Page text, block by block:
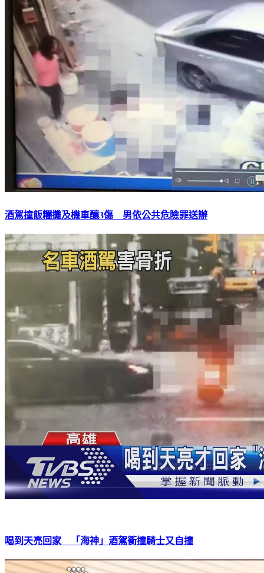
酒駕撞飯糰攤及機車釀3傷 男依公共危險罪送辦
喝到天亮回家 「海神」酒駕衝撞騎士又自撞